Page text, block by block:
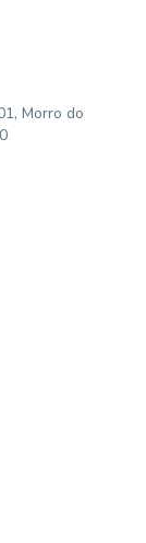
Morro do